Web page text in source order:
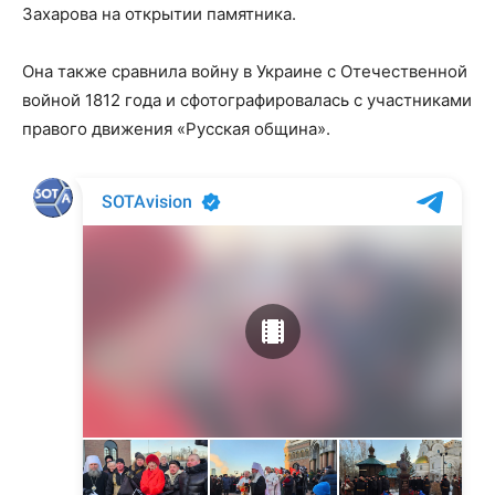
Захарова на открытии памятника.
Она также сравнила войну в Украине с Отечественной
войной 1812 года и сфотографировалась с участниками
правого движения «Русская община».